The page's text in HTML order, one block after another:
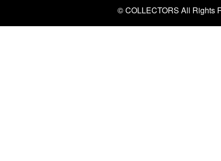
© COLLECTORS All Rights